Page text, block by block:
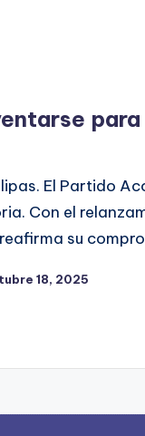
El Partido
Con el
su
18, 2025